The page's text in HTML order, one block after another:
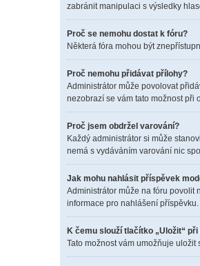
zabránit manipulaci s výsledky
Proč se nemohu dostat k fóru?
Některá fóra mohou být
Proč nemohu přidávat přílohy?
Administrátor může povolovat
nezobrazí se vám tato možnost při
Proč jsem obdržel varování?
Každý administrátor si může
nemá s vydáváním varování nic
Jak mohu nahlásit příspěvek
Administrátor může na fóru povolit
informace pro nahlášení příspěvku.
K čemu slouží tlačítko „Uložit“
Tato možnost vám umožňuje